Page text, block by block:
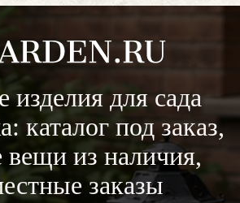
изделия для сада
каталог под заказ,
вещи из наличия,
заказы